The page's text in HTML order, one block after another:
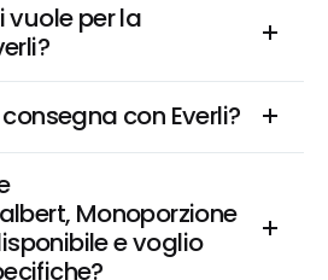
per la
con Everli?
Monoporzione
e voglio